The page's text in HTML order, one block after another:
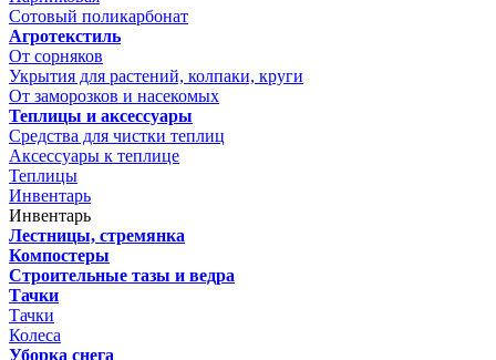
Сотовый поликарбонат
Агротекстиль
От сорняков
Укрытия для растений, колпаки, круги
От заморозков и насекомых
Теплицы и аксессуары
Средства для чистки теплиц
Аксессуары к теплице
Теплицы
Инвентарь
Инвентарь
Лестницы, стремянка
Компостеры
Строительные тазы и ведра
Тачки
Тачки
Колеса
Уборка снега